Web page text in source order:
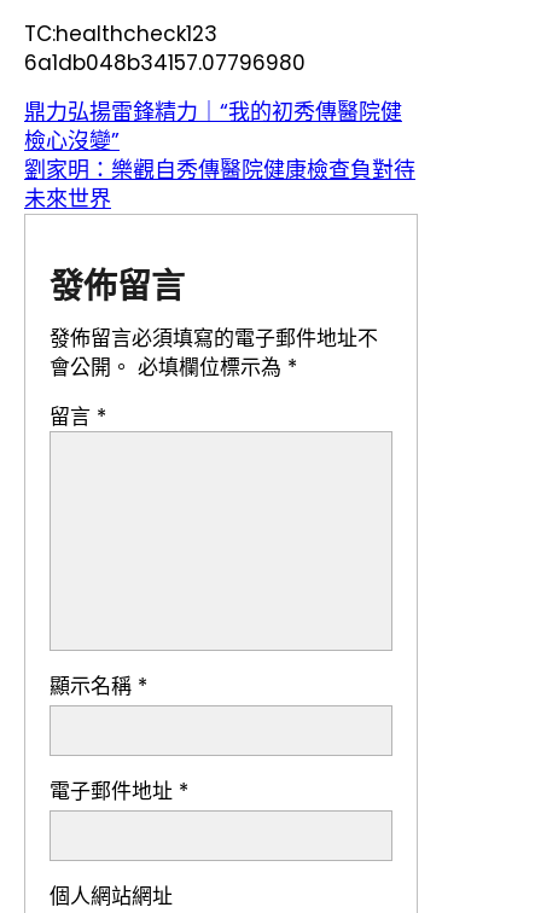
TC:healthcheck123
6a1db048b34157.07796980
鼎力弘揚雷鋒精力｜“我的初秀傳醫院健
檢心沒變”
劉家明：樂觀自秀傳醫院健康檢查負對待
未來世界
發佈留言
發佈留言必須填寫的電子郵件地址不
會公開。 必填欄位標示為 *
留言 *
顯示名稱 *
電子郵件地址 *
個人網站網址